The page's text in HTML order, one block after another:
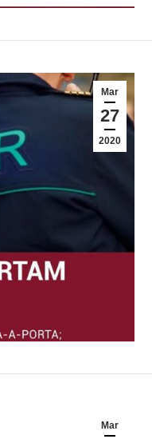
Mar
27
2020
Mar